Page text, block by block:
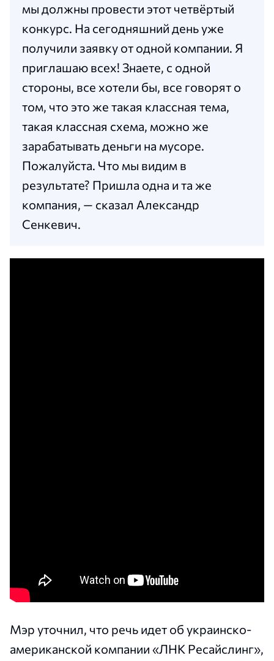
мы должны провести этот четвёртый
конкурс. На сегодняшний день уже
получили заявку от одной компании. Я
приглашаю всех! Знаете, с одной
стороны, все хотели бы, все говорят о
том, что это же такая классная тема,
такая классная схема, можно же
зарабатывать деньги на мусоре.
Пожалуйста. Что мы видим в
результате? Пришла одна и та же
компания, — сказал Александр
Сенкевич.
Мэр уточнил, что речь идет об украинско-
американской компании «ЛНК Ресайслинг»,